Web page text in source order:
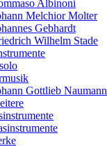
Albinoni
Melchior Molter
Gebhardt
Wilhelm Stade
Gottlieb Naumann